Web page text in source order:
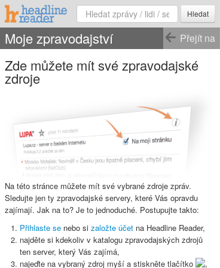
Hledat
Přejít na
Moje zpravodajství
Zde můžete mít své zpravodajské
zdroje
Na této stránce můžete mít své vybrané zdroje zpráv.
Sledujte jen ty zpravodajské servery, které Vás opravdu
zajímají. Jak na to? Je to jednoduché. Postupujte takto:
Přihlaste se nebo si založte účet na Headline Reader,
najděte si kdekoliv v katalogu zpravodajských zdrojů
ten server, který Vás zajímá,
najeďte na vybraný zdroj myší a stiskněte tlačítko ,